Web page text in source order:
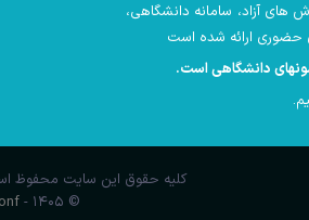
آموزش های آزاد، سامانه دانشگاهی،
دانشگاهی است.
.
کلیه حقوق این سایت محفوظ
© ۱۴۰۵ -